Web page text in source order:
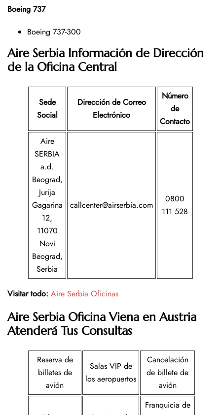
Boeing 737
Boeing 737-300
Aire Serbia Información de Dirección
de la Oficina Central
Sede
Social
Dirección de Correo
Electrónico
Número
de
Contacto
Aire
SERBIA
a.d.
Beograd,
Jurija
Gagarina
12,
11070
Novi
Beograd,
Serbia
callcenter@airserbia.com
0800
111 528
Visitar todo: Aire Serbia Oficinas
Aire Serbia OficinaViena en Austria
Atenderá Tus Consultas
Reserva de
billetes de
avión
Salas VIP de
los aeropuertos
Cancelación
de billete de
avión
Franquicia de